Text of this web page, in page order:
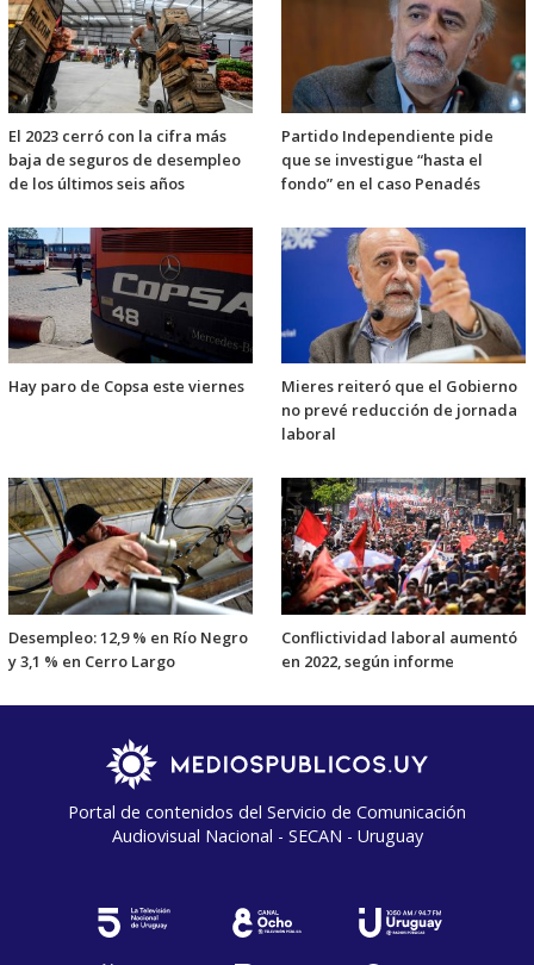
El 2023 cerró con la cifra más
baja de seguros de desempleo
de los últimos seis años
Partido Independiente pide
que se investigue “hasta el
fondo” en el caso Penadés
Hay paro de Copsa este viernes
Mieres reiteró que el Gobierno
no prevé reducción de jornada
laboral
Desempleo: 12,9 % en Río Negro
y 3,1 % en Cerro Largo
Conflictividad laboral aumentó
en 2022, según informe
Portal de contenidos del Servicio de Comunicación
Audiovisual Nacional - SECAN - Uruguay